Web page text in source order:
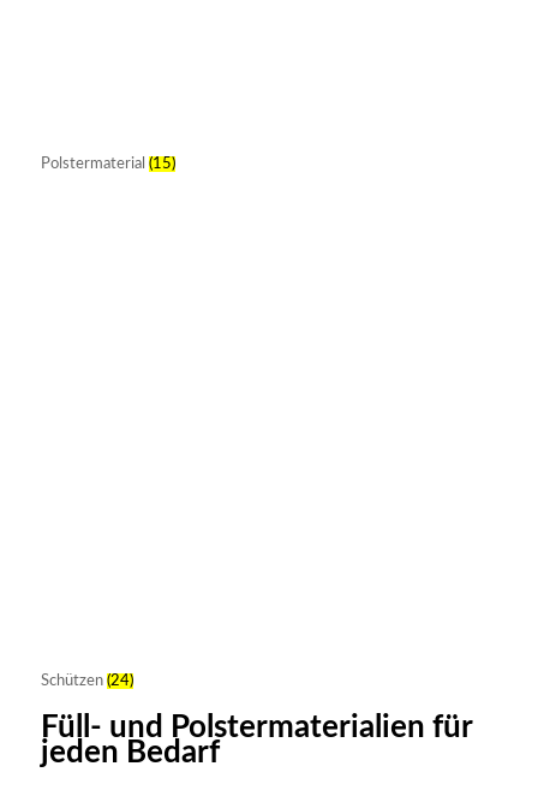
Polstermaterial (15)
Schützen (24)
Füll- und Polstermaterialien für
jeden Bedarf